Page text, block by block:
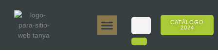
CATÁLOGO
2024